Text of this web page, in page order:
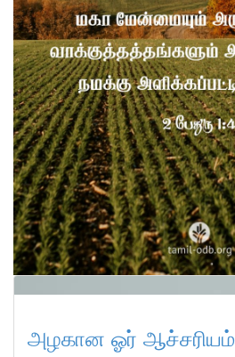
அழகான ஓர் ஆச்சரியம்